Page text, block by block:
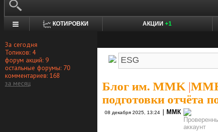
КОТИРОВКИ АКЦИИ +1
За сегодня
Топиков: 4
форум акций: 9
остальные форумы: 70
комментариев: 168
за месяц
Блог им. MMK |ММК
подготовки отчёта
08 декабря 2025, 13:24 ММК